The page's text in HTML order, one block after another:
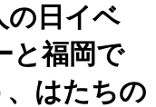
の日イベ
と福岡で
、はたちの